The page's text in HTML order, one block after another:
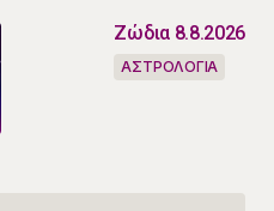
Ζώδια 8.8.2026
ΑΣΤΡΟΛΟΓΙΑ